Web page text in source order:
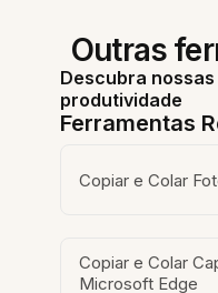
Outras
Descubra
produtividade
Ferramentas
Copiar e Colar
Copiar e Colar
Microsoft Edge